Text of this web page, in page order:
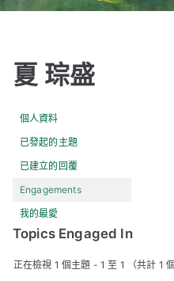
夏 琮盛
個人資料
已發起的主題
已建立的回覆
Engagements
我的最愛
Topics Engaged In
正在檢視 1 個主題 - 1 至 1 （共計 1 個